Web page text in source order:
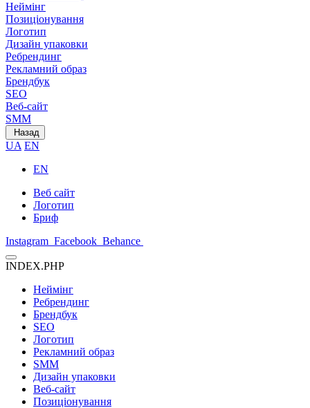
Неймінг
Позиціонування
Логотип
Дизайн упаковки
Ребрендинг
Рекламний образ
Брендбук
SEO
Веб-сайт
SMM
Назад
UA EN
EN
Веб сайт
Логотип
Бриф
Instagram Facebook Behance
INDEX.PHP
Неймінг
Ребрендинг
Брендбук
SEO
Логотип
Рекламний образ
SMM
Дизайн упаковки
Веб-сайт
Позиціонування